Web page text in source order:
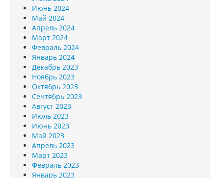
Июнь 2024
Май 2024
Апрель 2024
Март 2024
Февраль 2024
Январь 2024
Декабрь 2023
Ноябрь 2023
Октябрь 2023
Сентябрь 2023
Август 2023
Июль 2023
Июнь 2023
Май 2023
Апрель 2023
Март 2023
Февраль 2023
Январь 2023